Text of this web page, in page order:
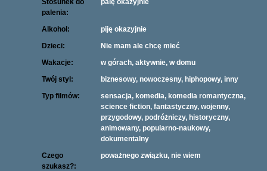
Stosunek do
palenia:
palę okazyjnie
Alkohol:
piję okazyjnie
Dzieci:
Nie mam ale chcę mieć
Wakacje:
w górach, aktywnie, w domu
Twój styl:
biznesowy, nowoczesny, hiphopowy, inny
Typ filmów:
sensacja, komedia, komedia romantyczna,
science fiction, fantastyczny, wojenny,
przygodowy, podróżniczy, historyczny,
animowany, popularno-naukowy,
dokumentalny
Czego
szukasz?:
poważnego związku, nie wiem